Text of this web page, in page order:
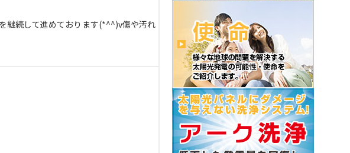
継続して進めております(*^^)v傷や汚れ